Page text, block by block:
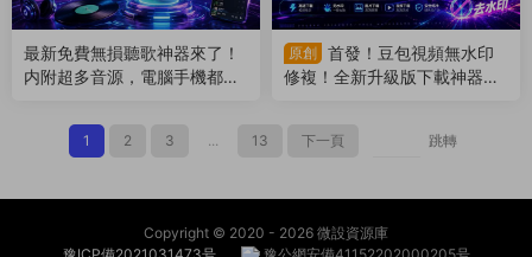
最新免費無損聽歌神器來了！
内附超多音源，電腦手機都能
原創
首發！豆包視頻無水印
修複！全新升級版下載神器來
1 2 3 ... 13 下一頁 跳轉
Copyright © 2020 - 2026 微設資源庫